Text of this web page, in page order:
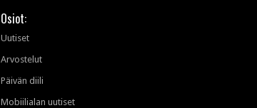
Osiot:
Uutiset
Arvostelut
Päivän diili
Mobiilialan uutiset